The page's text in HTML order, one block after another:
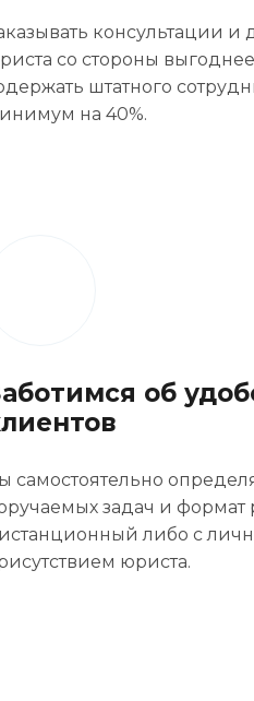
консультации и
со стороны
штатного
на 40%.
об
самостоятельно
задач и формат
либо с
юриста.